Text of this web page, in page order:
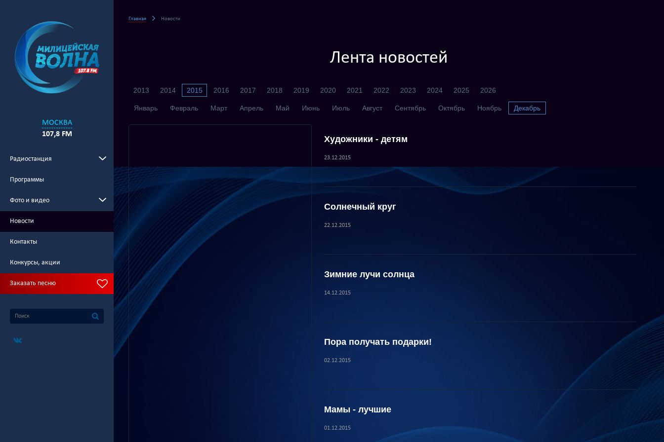
МОСКВА
107,8 FM
Радиостанция
Программы
Фото и видео
Новости
Контакты
Конкурсы, акции
Заказать песню
Главная Новости
Лента новостей
2013 2014 2015 2016 2017 2018 2019 2020 2021 2022 2023 2024 2025 2026
Январь Февраль Март Апрель Май Июнь Июль Август Сентябрь Октябрь Ноябрь Декабрь
Художники - детям
23.12.2015
Солнечный круг
22.12.2015
Зимние лучи солнца
14.12.2015
Пора получать подарки!
02.12.2015
Мамы - лучшие
01.12.2015